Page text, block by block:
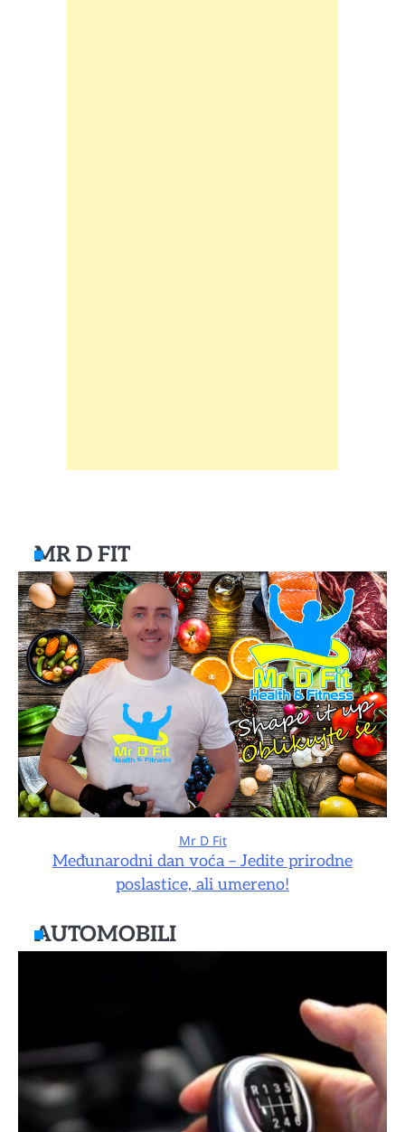
MR D FIT
Mr D Fit
Međunarodni dan voća – Jedite prirodne
poslastice, ali umereno!
AUTOMOBILI